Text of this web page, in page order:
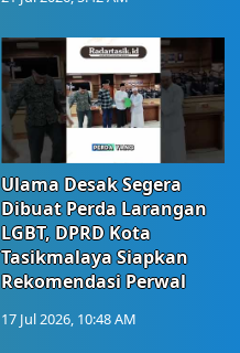
Ulama Desak Segera
Dibuat Perda Larangan
LGBT, DPRD Kota
Tasikmalaya Siapkan
Rekomendasi Perwal
17 Jul 2026, 10:48 AM